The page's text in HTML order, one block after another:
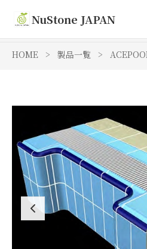
NuStone JAPAN
Toki Artisan Tiles
お問い合わせ
HOME > 製品一覧 >